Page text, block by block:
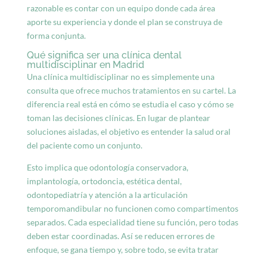
razonable es contar con un equipo donde cada área
aporte su experiencia y donde el plan se construya de
forma conjunta.
Qué significa ser una clínica dental
multidisciplinar en Madrid
Una clínica multidisciplinar no es simplemente una
consulta que ofrece muchos tratamientos en su cartel. La
diferencia real está en cómo se estudia el caso y cómo se
toman las decisiones clínicas. En lugar de plantear
soluciones aisladas, el objetivo es entender la salud oral
del paciente como un conjunto.
Esto implica que odontología conservadora,
implantología, ortodoncia, estética dental,
odontopediatría y atención a la articulación
temporomandibular no funcionen como compartimentos
separados. Cada especialidad tiene su función, pero todas
deben estar coordinadas. Así se reducen errores de
enfoque, se gana tiempo y, sobre todo, se evita tratar